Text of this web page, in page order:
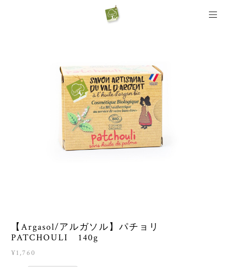
【Argasol/アルガソル】パチョリ
PATCHOULI 140g
¥1,760